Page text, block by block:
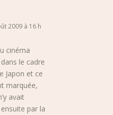
2009 à 16 h
cinéma
le cadre
Japon et ce
marquée,
avait
par la